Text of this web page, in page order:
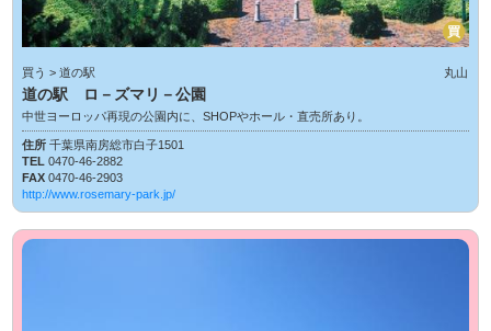
買
買う > 道の駅 丸山
道の駅 ロ－ズマリ－公園
中世ヨーロッパ再現の公園内に、SHOPやホール・直売所あり。
住所千葉県南房総市白子1501
TEL0470-46-2882
FAX0470-46-2903
http://www.rosemary-park.jp/